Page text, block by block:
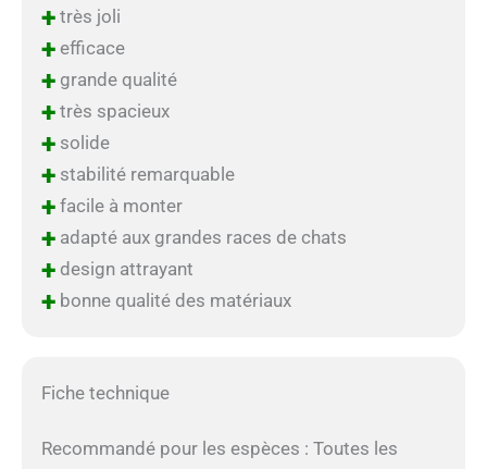
+très joli
+efficace
+grande qualité
+très spacieux
+solide
+stabilité remarquable
+facile à monter
+adapté aux grandes races de chats
+design attrayant
+bonne qualité des matériaux
Fiche technique
Recommandé pour les espèces : Toutes les